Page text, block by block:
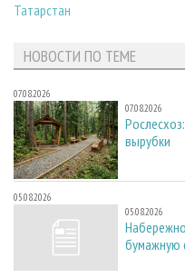
Татарстан
НОВОСТИ ПО ТЕМЕ
07.08.2026
07.08.2026
вырубки
05.08.2026
05.08.2026
бумажную